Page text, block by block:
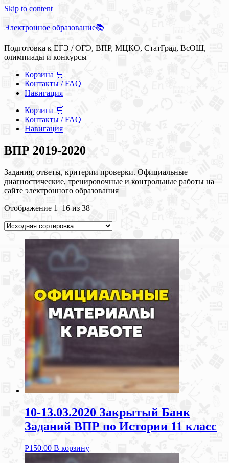
Skip to content
Электронное образование📚
Подготовка к ЕГЭ / ОГЭ, ВПР, МЦКО, СтатГрад, ВсОШ,
олимпиады и конкурсы
Корзина 🛒
Контакты / FAQ
Навигация
Корзина 🛒
Контакты / FAQ
Навигация
ВПР 2019-2020
Задания, ответы, критерии проверки. Официальные
диагностические, тренировочные и контрольные работы на
сайте электронного образования
Отображение 1–16 из 38
10-13.03.2020 Закрытый Банк
Заданий ВПР по Истории 11 класс
Р150.00 В корзину